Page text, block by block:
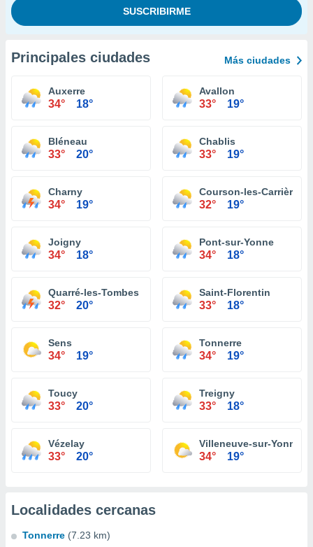
Principales ciudades Más ciudades
Auxerre
34° 18°
Avallon
33° 19°
Bléneau
33° 20°
Chablis
33° 19°
Charny
34° 19°
Courson-les-Carrières
32° 19°
Joigny
34° 18°
Pont-sur-Yonne
34° 18°
Quarré-les-Tombes
32° 20°
Saint-Florentin
33° 18°
Sens
34° 19°
Tonnerre
34° 19°
Toucy
33° 20°
Treigny
33° 18°
Vézelay
33° 20°
Villeneuve-sur-Yonne
34° 19°
Localidades cercanas
Tonnerre (7.23 km)